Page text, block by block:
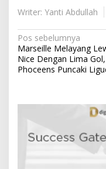
Writer: Yanti Abdullah
N
a
v
g
Pos sebelumnya
Marseille Melayang
Nice Dengan Lima
Phoceens Puncaki